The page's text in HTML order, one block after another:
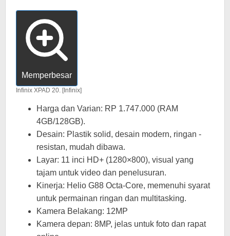
Memperbesar
Infinix XPAD 20. [Infinix]
Harga dan Varian: RP 1.747.000 (RAM
4GB/128GB).
Desain: Plastik solid, desain modern, ringan -
resistan, mudah dibawa.
Layar: 11 inci HD+ (1280×800), visual yang
tajam untuk video dan penelusuran.
Kinerja: Helio G88 Octa-Core, memenuhi syarat
untuk permainan ringan dan multitasking.
Kamera Belakang: 12MP
Kamera depan: 8MP, jelas untuk foto dan rapat